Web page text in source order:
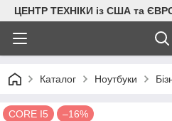
ЦЕНТР ТЕХНІКИ із США та
Каталог Ноутбуки
CORE I5 –16%